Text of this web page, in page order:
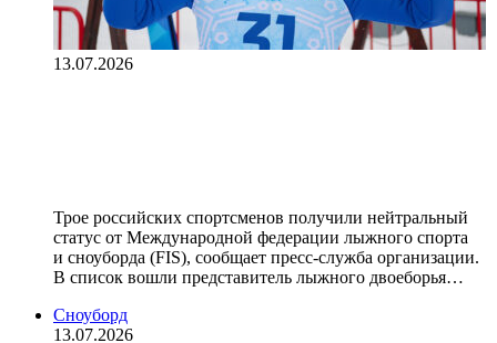
13.07.2026
Трое российских спортсменов получили нейтральный
статус от Международной федерации лыжного спорта
и сноуборда (FIS), сообщает пресс‑служба организации.
В список вошли представитель лыжного двоеборья…
Сноуборд
13.07.2026